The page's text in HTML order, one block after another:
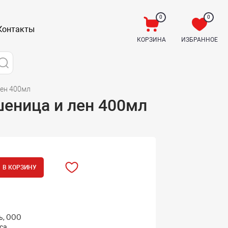
0
КОРЗИНА
0
ИЗБРАННОЕ
400мл
и лен 400мл
В КОРЗИНУ
ООО